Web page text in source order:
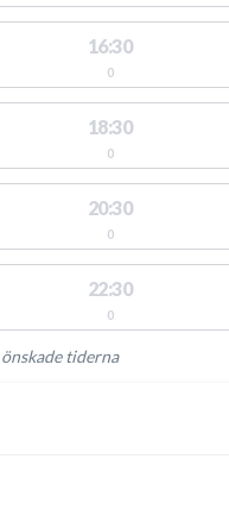
16:30
0
18:30
0
20:30
0
22:30
0
tiderna